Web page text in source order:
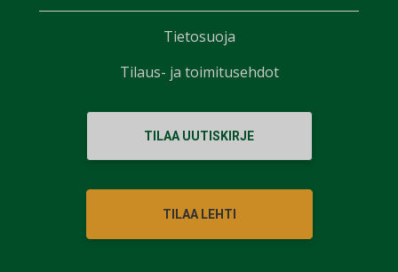
TILAA UUTISKIRJE
TILAA LEHTI
Tietosuoja
Tilaus- ja toimitusehdot